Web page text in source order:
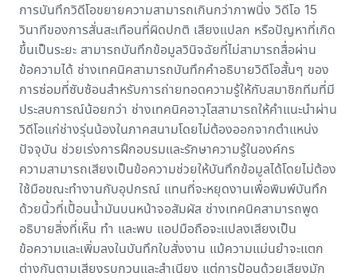
การบันทึกวิดีโอขยายความสามารถเกินกว่าภาพนิ่ง วิดีโอ 15
วินาทีของการสั่นสะเทือนที่ผิดปกติ เสียงแปลก หรือปัญหาที่เกิด
ขึ้นเป็นระยะ สามารถบันทึกข้อมูลวินิจฉัยที่ไม่สามารถสื่อผ่าน
ข้อความได้ ช่างเทคนิคสามารถบันทึกคำอธิบายวิดีโอสั้นๆ ของ
การซ่อมที่ซับซ้อนสำหรับการถ่ายทอดความรู้ให้กับสมาชิกทีมที่มี
ประสบการณ์น้อยกว่า ช่างเทคนิคอาวุโสสามารถให้คำแนะนำผ่าน
วิดีโอแก่ช่างรุ่นน้องในภาคสนามโดยไม่ต้องออกจากตำแหน่ง
ปัจจุบัน ช่วยเร่งการฝึกอบรมและรักษาความรู้ในองค์กร
ความสามารถเสียงเป็นข้อความช่วยให้บันทึกข้อมูลได้โดยไม่ต้อง
ใช้มือขณะทำงานกับอุปกรณ์ แทนที่จะหยุดงานเพื่อพิมพ์บันทึก
ด้วยนิ้วที่เปื้อนน้ำมันบนหน้าจอสัมผัส ช่างเทคนิคสามารถพูด
อธิบายสิ่งที่เห็น ทำ และพบ แอปมือถือจะแปลงเสียงเป็น
ข้อความและเพิ่มลงในบันทึกใบสั่งงาน แม้ความแม่นยำจะแตก
ต่างกันตามเสียงรบกวนและสำเนียง แต่การป้อนด้วยเสียงมัก